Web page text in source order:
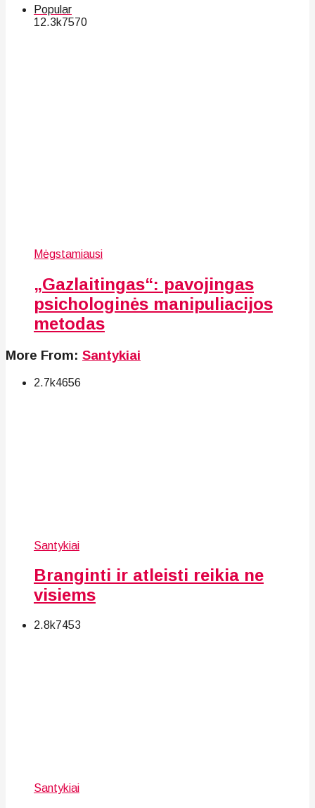
Popular
12.3k7570
Mėgstamiausi
„Gazlaitingas“: pavojingas
psichologinės manipuliacijos
metodas
More From: Santykiai
2.7k4656
Santykiai
Branginti ir atleisti reikia ne
visiems
2.8k7453
Santykiai